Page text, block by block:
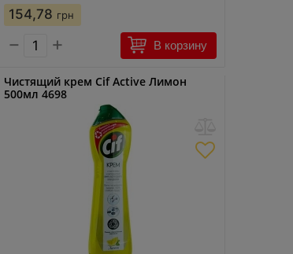
154,78 грн
− + В корзину
Чистящий крем Cif Active Лимон
500мл 4698